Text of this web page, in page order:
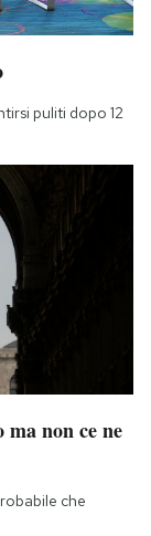
puliti dopo 12
non ce ne
che